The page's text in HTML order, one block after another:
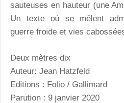
sauteuses en hauteur (une
Un texte où se mêlent
guerre froide et vies
Deux mètres dix
Auteur: Jean Hatzfeld
Editions : Folio / Gallimard
Parution : 9 janvier 2020